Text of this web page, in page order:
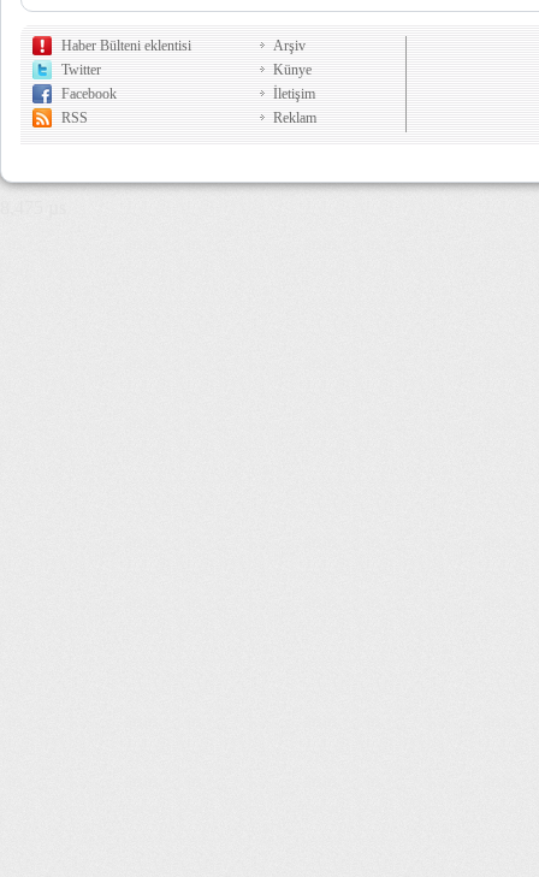
Haber Bülteni eklentisi
Twitter
Facebook
RSS
Arşiv
Künye
İletişim
Reklam